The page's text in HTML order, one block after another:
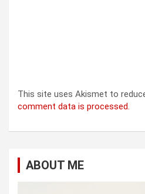
This site uses Akismet to
comment data is processed.
ABOUT ME